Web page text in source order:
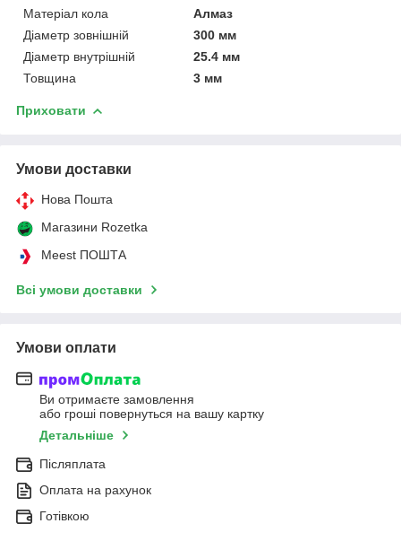
Матеріал кола
Алмаз
Діаметр зовнішній
300 мм
Діаметр внутрішній
25.4 мм
Товщина
3 мм
Приховати
Умови доставки
Нова Пошта
Магазини Rozetka
Meest ПОШТА
Всі умови доставки
Умови оплати
Ви отримаєте замовлення
або гроші повернуться на вашу картку
Детальніше
Післяплата
Оплата на рахунок
Готівкою